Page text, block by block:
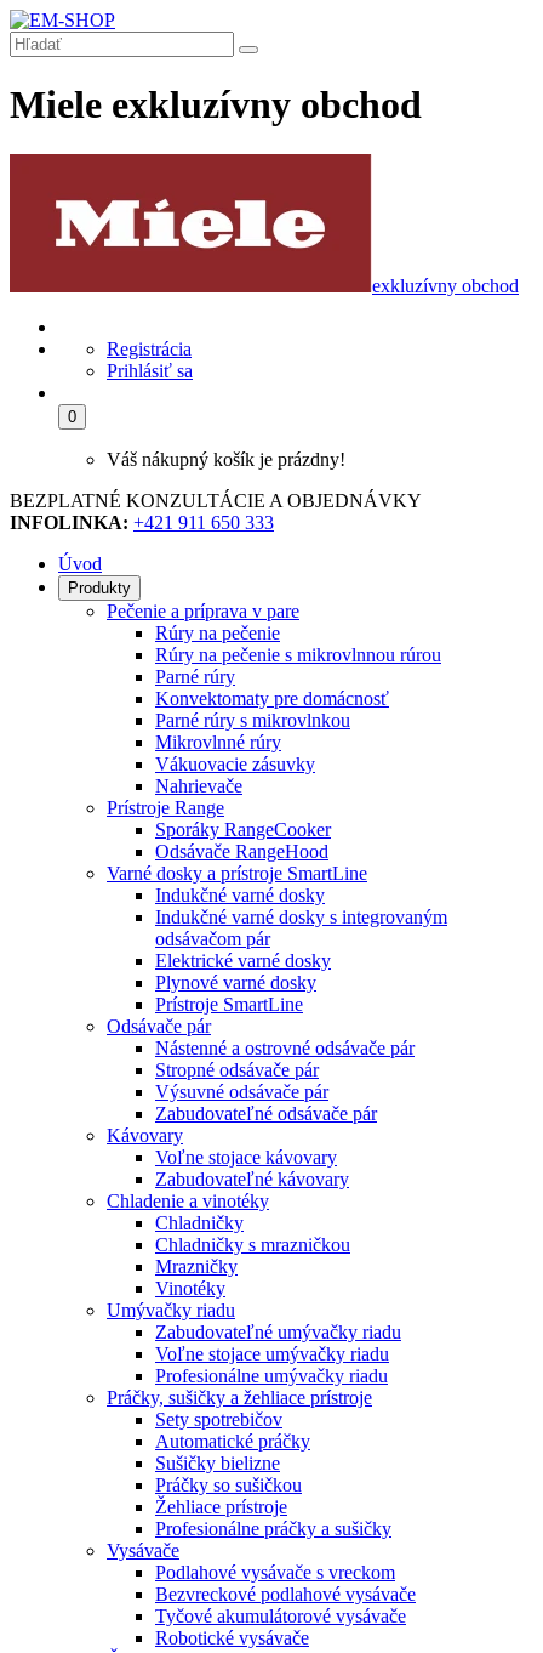
Miele exkluzívny obchod
exkluzívny obchod
Registrácia
Prihlásiť sa
0
Váš nákupný košík je prázdny!
BEZPLATNÉ KONZULTÁCIE A OBJEDNÁVKY
INFOLINKA: +421 911 650 333
Úvod
Produkty
Pečenie a príprava v pare
Rúry na pečenie
Rúry na pečenie s mikrovlnnou rúrou
Parné rúry
Konvektomaty pre domácnosť
Parné rúry s mikrovlnkou
Mikrovlnné rúry
Vákuovacie zásuvky
Nahrievače
Prístroje Range
Sporáky RangeCooker
Odsávače RangeHood
Varné dosky a prístroje SmartLine
Indukčné varné dosky
Indukčné varné dosky s integrovaným
odsávačom pár
Elektrické varné dosky
Plynové varné dosky
Prístroje SmartLine
Odsávače pár
Nástenné a ostrovné odsávače pár
Stropné odsávače pár
Výsuvné odsávače pár
Zabudovateľné odsávače pár
Kávovary
Voľne stojace kávovary
Zabudovateľné kávovary
Chladenie a vinotéky
Chladničky
Chladničky s mrazničkou
Mrazničky
Vinotéky
Umývačky riadu
Zabudovateľné umývačky riadu
Voľne stojace umývačky riadu
Profesionálne umývačky riadu
Práčky, sušičky a žehliace prístroje
Sety spotrebičov
Automatické práčky
Sušičky bielizne
Práčky so sušičkou
Žehliace prístroje
Profesionálne práčky a sušičky
Vysávače
Podlahové vysávače s vreckom
Bezvreckové podlahové vysávače
Tyčové akumulátorové vysávače
Robotické vysávače